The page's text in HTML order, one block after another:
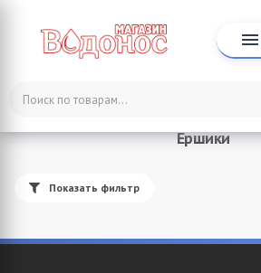
Каталог
Ёршики
Показать фильтр